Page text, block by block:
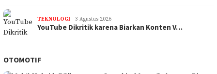
TEKNOLOGI 3 Agustus 2026
YouTube Dikritik karena Biarkan Konten V…
OTOMOTIF